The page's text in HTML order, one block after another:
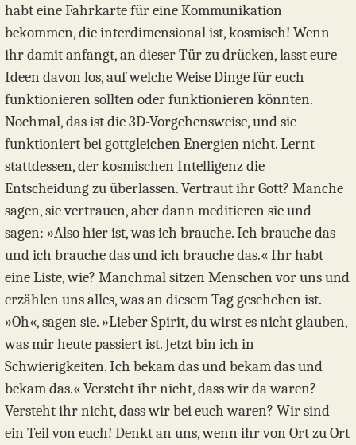
habt eine Fahrkarte für eine Kommunikation
bekommen, die interdimensional ist, kosmisch! Wenn
ihr damit anfangt, an dieser Tür zu drücken, lasst eure
Ideen davon los, auf welche Weise Dinge für euch
funktionieren sollten oder funktionieren könnten.
Nochmal, das ist die 3D-Vorgehensweise, und sie
funktioniert bei gottgleichen Energien nicht. Lernt
stattdessen, der kosmischen Intelligenz die
Entscheidung zu überlassen. Vertraut ihr Gott? Manche
sagen, sie vertrauen, aber dann meditieren sie und
sagen: »Also hier ist, was ich brauche. Ich brauche das
und ich brauche das und ich brauche das.« Ihr habt
eine Liste, wie? Manchmal sitzen Menschen vor uns und
erzählen uns alles, was an diesem Tag geschehen ist.
»Oh«, sagen sie. »Lieber Spirit, du wirst es nicht glauben,
was mir heute passiert ist. Jetzt bin ich in
Schwierigkeiten. Ich bekam das und bekam das und
bekam das.« Versteht ihr nicht, dass wir da waren?
Versteht ihr nicht, dass wir bei euch waren? Wir sind
ein Teil von euch! Denkt an uns, wenn ihr von Ort zu Ort